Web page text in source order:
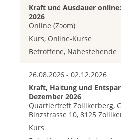
Kraft und Ausdauer
2026
Online (Zoom)
Kurs, Online-Kurse
Betroffene, Nahestehende
26.08.2026 - 02.12.2026
Kraft, Haltung und
Dezember 2026
Quartiertreff Zollikerberg,
Binzstrasse 10, 8125
Kurs